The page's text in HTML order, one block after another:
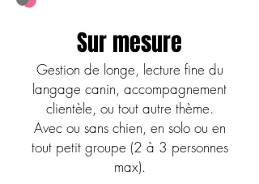
Sur mesure
Gestion de longe, lecture fine du
langage canin, accompagnement
clientèle, ou tout autre thème.
Avec ou sans chien, en solo ou en
tout petit groupe (2 à 3 personnes
max).